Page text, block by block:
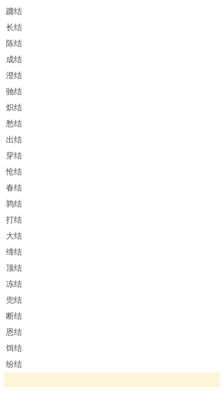
躔结
长结
陈结
成结
澄结
驰结
炽结
愁结
出结
穿结
怆结
春结
鹑结
打结
大结
缔结
顶结
冻结
兜结
断结
恩结
饵结
纷结